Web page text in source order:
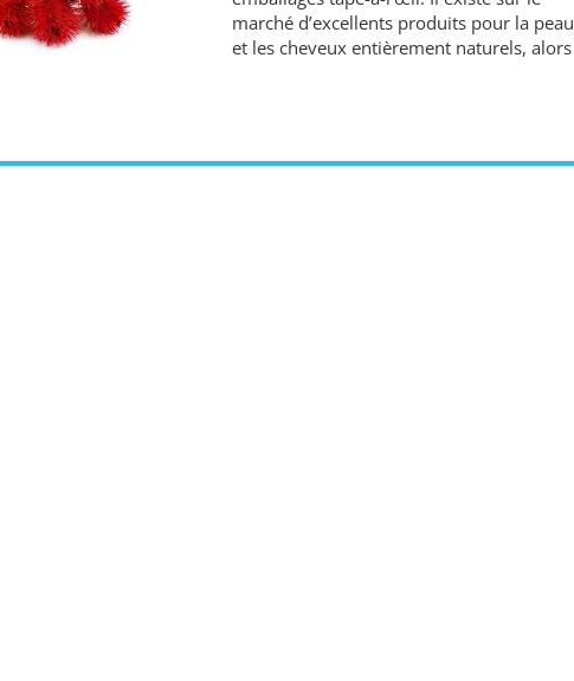
marché d’excellents produits pour la peau
et les cheveux entièrement naturels, alors